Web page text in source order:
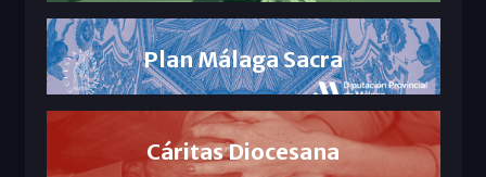
Plan Málaga Sacra
Cáritas Diocesana